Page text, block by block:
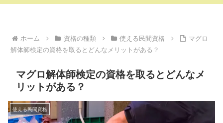
ホーム 資格の種類 使える民間資格
マグロ
解体師検定の資格を取るとどんなメリットがある？
マグロ解体師検定の資格を取るとどんなメ
リットがある？
使える民間資格